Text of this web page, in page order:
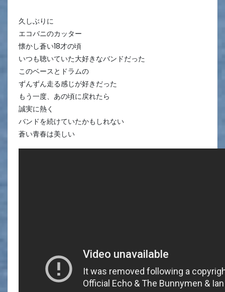
久しぶりに
エコバニのカッター
懐かし蒼い18才の頃
いつも聴いていた大好きなバンドだった
このベースとドラムの
ずんずん走る感じが好きだった
もう一度、あの頃に戻れたら
誠実に熱く
バンドを続けていたかもしれない
蒼い青春は美しい